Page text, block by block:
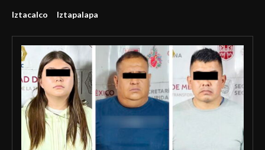
Iztacalco Iztapalapa